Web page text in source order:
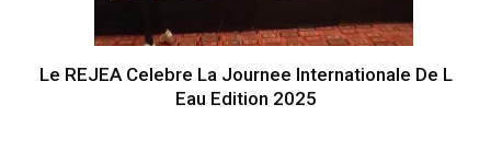
Le REJEA Celebre La Journee Internationale De L
Eau Edition 2025